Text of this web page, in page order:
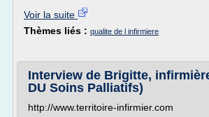
Voir la suite
Thèmes liés : qualite de l infirmiere
Interview de Brigitte,
DU Soins Palliatifs)
http://www.territoire-infirmier.com